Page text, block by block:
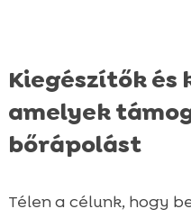
Kiegészítők és
amelyek
bőrápolást
Télen a célunk, hogy